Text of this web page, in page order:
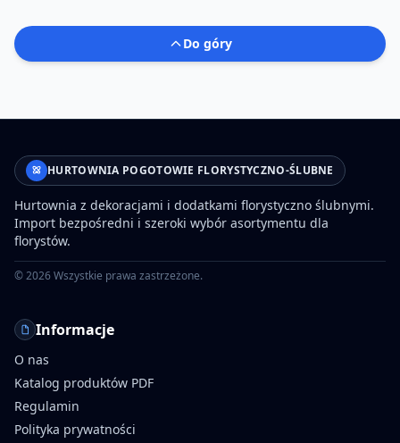
Do góry
HURTOWNIA POGOTOWIE FLORYSTYCZNO-ŚLUBNE
Hurtownia z dekoracjami i dodatkami florystyczno ślubnymi.
Import bezpośredni i szeroki wybór asortymentu dla
florystów.
©2026Wszystkie prawa zastrzeżone.
Informacje
O nas
Katalog produktów PDF
Regulamin
Polityka prywatności